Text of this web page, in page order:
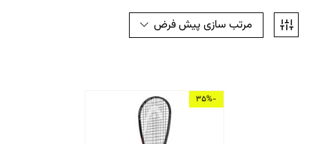
مرتب سازی پیش فرض
-35%